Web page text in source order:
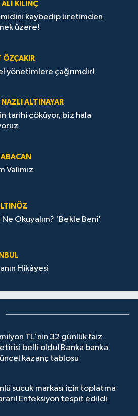
ALI KILINÇ
kaybedip üretimden
üzere!
ÖZÇAKIR
yönetimlere çağrımdır!
ALTINAYAR
tarihi çöküyor, biz hala
Valimiz
Ne Okuyalım? 'Bekle Beni'
Hikâyesi
TL'nin 32 günlük faiz
belli oldu! Banka banka
kazanç tablosu
sucuk markası için toplatma
Enfeksiyon tespit edildi